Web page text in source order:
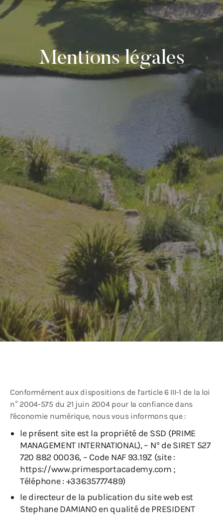
Mentions légales
Conformément aux dispositions de l’article 6 III-1 de la loi
n° 2004-575 du 21 juin 2004 pour la confiance dans
l’économie numérique, nous vous informons que :
le présent site est la propriété de SSD (PRIME
MANAGEMENT INTERNATIONAL), – N° de SIRET 527
720 882 00036, – Code NAF 93.19Z (site :
https://www.primesportacademy.com ;
Téléphone : +33635777489)
le directeur de la publication du site web est
Stephane DAMIANO en qualité de PRESIDENT